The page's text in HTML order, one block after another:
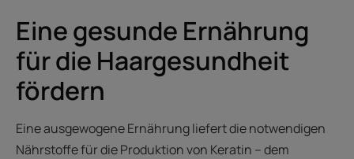
Eine gesunde Ernährung
für die Haargesundheit
fördern
Eine ausgewogene Ernährung liefert die notwendigen
Nährstoffe für die Produktion von Keratin – dem